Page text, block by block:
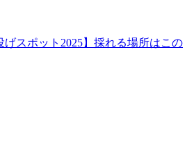
げスポット2025】採れる場所はこの